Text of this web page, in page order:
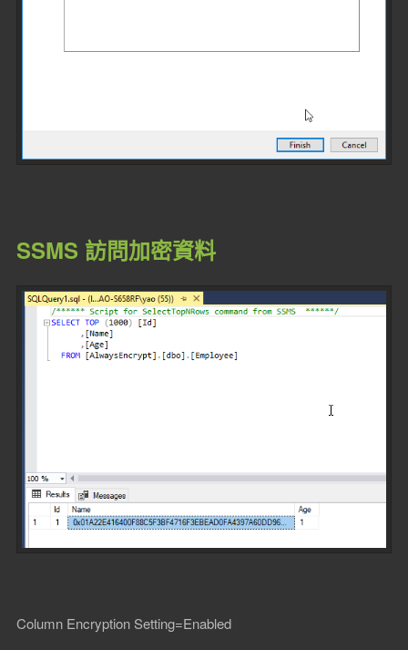
SSMS 訪問加密資料
Column Encryption Setting=Enabled